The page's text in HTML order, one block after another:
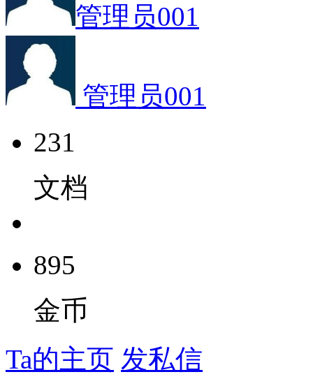
管理员001
管理员001
231
文档
895
金币
Ta的主页 发私信